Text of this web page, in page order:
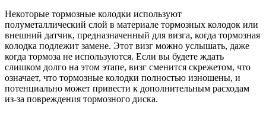
Некоторые тормозные колодки используют
полуметаллический слой в материале тормозных колодок или
внешний датчик, предназначенный для визга, когда тормозная
колодка подлежит замене. Этот визг можно услышать, даже
когда тормоза не используются. Если вы будете ждать
слишком долго на этом этапе, визг сменится скрежетом, что
означает, что тормозные колодки полностью изношены, и
потенциально может привести к дополнительным расходам
из-за повреждения тормозного диска.